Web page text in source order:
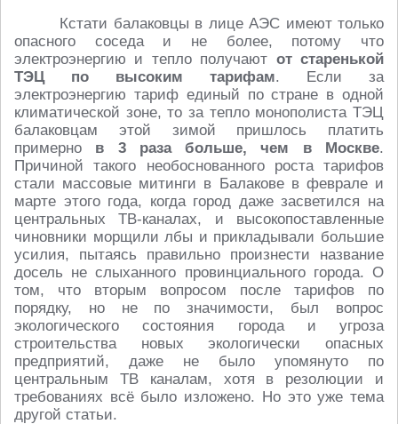
Кстати балаковцы в лице АЭС имеют только
опасного соседа и не более, потому что
электроэнергию и тепло получают от старенькой
ТЭЦ по высоким тарифам. Если за
электроэнергию тариф единый по стране в одной
климатической зоне, то за тепло монополиста ТЭЦ
балаковцам этой зимой пришлось платить
примерно в 3 раза больше, чем в Москве.
Причиной такого необоснованного роста тарифов
стали массовые митинги в Балакове в феврале и
марте этого года, когда город даже засветился на
центральных ТВ-каналах, и высокопоставленные
чиновники морщили лбы и прикладывали большие
усилия, пытаясь правильно произнести название
досель не слыханного провинциального города. О
том, что вторым вопросом после тарифов по
порядку, но не по значимости, был вопрос
экологического состояния города и угроза
строительства новых экологически опасных
предприятий, даже не было упомянуто по
центральным ТВ каналам, хотя в резолюции и
требованиях всё было изложено. Но это уже тема
другой статьи.